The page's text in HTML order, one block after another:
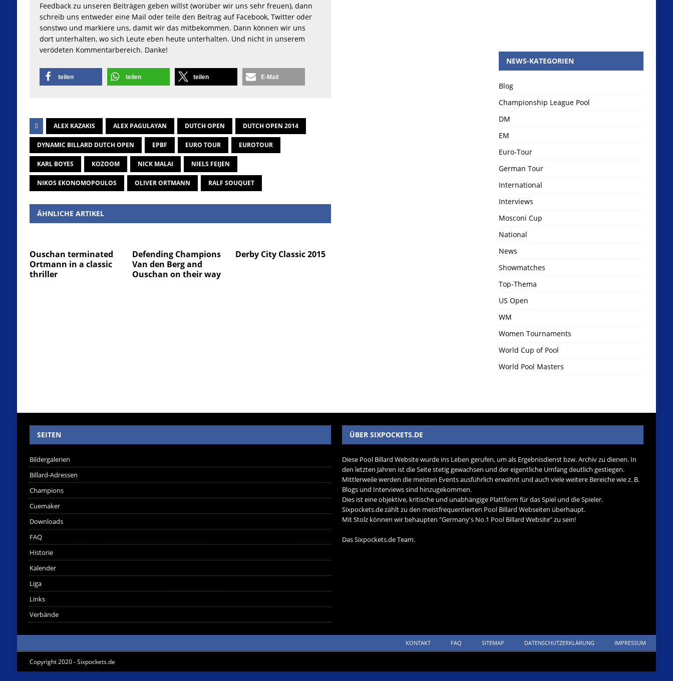
Feedback zu unseren Beiträgen geben willst (worüber wir uns sehr freuen), dann
schreib uns entweder eine Mail oder teile den Beitrag auf Facebook, Twitter oder
sonstwo und markiere uns, damit wir das mitbekommen. Dann können wir uns
dort unterhalten, wo sich Leute eben heute unterhalten. Und nicht in unserem
verödeten Kommentarbereich. Danke!
teilen teilen teilen E-Mail
ALEX KAZAKIS ALEX PAGULAYAN DUTCH OPEN DUTCH OPEN 2014
DYNAMIC BILLARD DUTCH OPEN EPBF EURO TOUR EUROTOUR
KARL BOYES KOZOOM NICK MALAI NIELS FEIJEN
NIKOS EKONOMOPOULOS OLIVER ORTMANN RALF SOUQUET
ÄHNLICHE ARTIKEL
Ouschan terminated
Ortmann in a classic
thriller
Defending Champions
Van den Berg and
Ouschan on their way
Derby City Classic 2015
NEWS-KATEGORIEN
Blog
Championship League Pool
DM
EM
Euro-Tour
German Tour
International
Interviews
Mosconi Cup
National
News
Showmatches
Top-Thema
US Open
WM
Women Tournaments
World Cup of Pool
World Pool Masters
SEITEN
Bildergalerien
Billard-Adressen
Champions
Cuemaker
Downloads
FAQ
Historie
Kalender
Liga
Links
Verbände
ÜBER SIXPOCKETS.DE
Diese Pool Billard Website wurde ins Leben gerufen, um als Ergebnisdienst bzw. Archiv zu dienen. In
den letzten Jahren ist die Seite stetig gewachsen und der eigentliche Umfang deutlich gestiegen.
Mittlerweile werden die meisten Events ausführlich erwähnt und auch viele weitere Bereiche wie z. B.
Blogs und Interviews sind hinzugekommen.
Dies ist eine objektive, kritische und unabhängige Plattform für das Spiel und die Spieler.
Sixpockets.de zählt zu den meistfrequentierten Pool Billard Webseiten überhaupt.
Mit Stolz können wir behaupten "Germany's No.1 Pool Billard Website" zu sein!
Das Sixpockets.de Team.
KONTAKT FAQ SITEMAP DATENSCHUTZERKLÄRUNG IMPRESSUM
Copyright 2020 - Sixpockets.de